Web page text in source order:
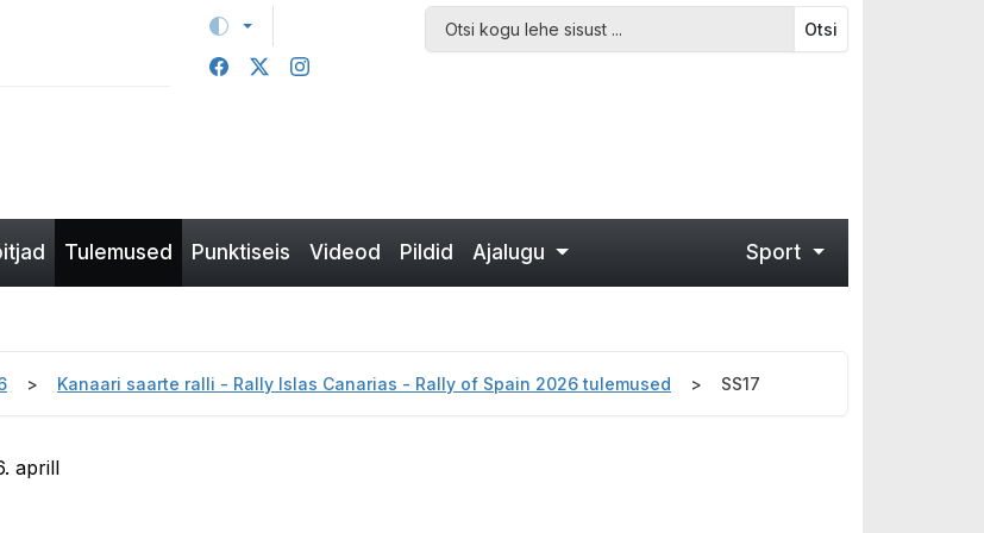
Otsi
Tulemused Punktiseis Videod Pildid Ajalugu Sport
Kanaari saarte ralli - Rally Islas Canarias - Rally of Spain 2026 tulemused SS17
aprill